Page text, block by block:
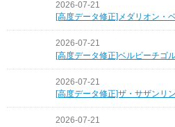
2026-07-21
[高度データ修正]メダリオン・
2026-07-21
[高度データ修正]ベルビーチゴ
2026-07-21
[高度データ修正]ザ・サザンリ
2026-07-21